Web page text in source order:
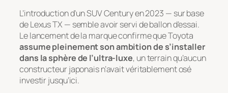
L’introduction d’un SUV Century en 2023 — sur base
de Lexus TX — semble avoir servi de ballon d’essai.
Le lancement de la marque confirme que Toyota
assume pleinement son ambition de s’installer
dans la sphère de l’ultra-luxe, un terrain qu’aucun
constructeur japonais n’avait véritablement osé
investir jusqu’ici.